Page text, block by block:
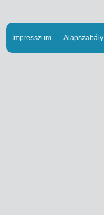
Impresszum Alapszabály